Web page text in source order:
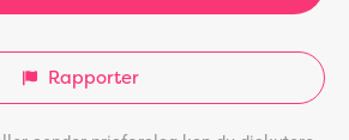
Rapporter